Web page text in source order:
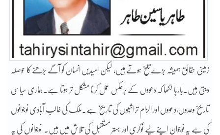
زمینی حقائق ہمیشہ بڑے تلخ ہوتے ہیں، لیکن امیدیں انسان کو آگے بڑھنے کا حوصلہ
دیتی ہیں۔بارہا لکھا کہ دعووں کے برعکس عمل کرنا مشکل تر ہوتا ہے۔ ہماری سیاسی
تاریخ وعدوں،دعووں اور الزام تراشیوں کی تاریخ ہے۔ملک کی غالب آبادی نوجوانوں
کی ہے یہ نوجوان اپنے لیے نوکری اور بہتر مستقبل کی تلاش میں ہیں۔ نوجوانوں کی یہ